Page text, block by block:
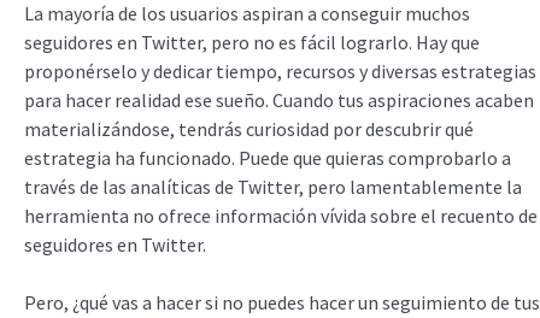
La mayoría de los usuarios aspiran a conseguir muchos
seguidores en Twitter, pero no es fácil lograrlo. Hay que
proponérselo y dedicar tiempo, recursos y diversas estrategias
para hacer realidad ese sueño. Cuando tus aspiraciones acaben
materializándose, tendrás curiosidad por descubrir qué
estrategia ha funcionado. Puede que quieras comprobarlo a
través de las analíticas de Twitter, pero lamentablemente la
herramienta no ofrece información vívida sobre el recuento de
seguidores en Twitter.
Pero, ¿qué vas a hacer si no puedes hacer un seguimiento de tus